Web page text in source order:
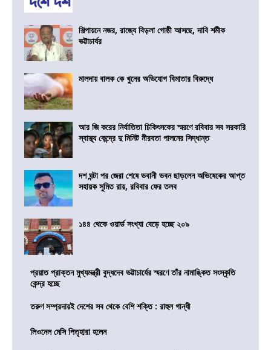
শিল্পায়নে নজর, রাজ্যে বিড়লা গোষ্ঠী আসছে, দাবি শমীক
ভট্টাচার্যর
মালদায় বালক কে খুনের অভিযোগ বিমাতার বিরুদ্ধে
আর জি করের নির্যাতিতা চিকিৎসকের স্মরণে রবিবার সব সরকারি
স্বাস্থ্য কেন্দ্রে দু মিনিট নীরবতা পালনের সিদ্ধান্ত
দশ ঘন্টা পর জেরা শেষে ভবানী ভবন ছাড়লেন অভিষেকের আপ্ত
সহায়ক সুমিত রায়, রবিবার ফের তলব
১৪৪ থেকে ওয়ার্ড সংখ্যা বেড়ে হচ্ছে ২০৯
প্রয়াত প্রাক্তন মুখ্যমন্ত্রী বুদ্ধদেব ভট্টাচার্যের স্মরণে তাঁর নামাঙ্কিত সংস্কৃতি
কেন্দ্র হচ্ছে
তরুণ সম্প্রদায়ই দেশের সব থেকে বেশি শক্তি : রাহুল গান্ধী
লিওনেল মেসি পিতৃহারা হলেন